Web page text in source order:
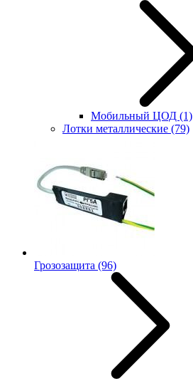
Мобильный ЦОД (1)
Лотки металлические (79)
Грозозащита (96)